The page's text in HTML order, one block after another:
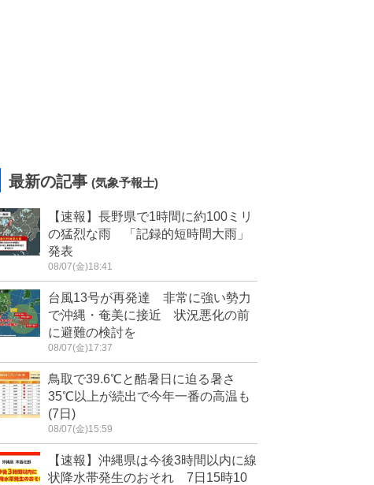
最新の記事 (気象予報士)
【速報】長野県で1時間に約100ミリ
の猛烈な雨 「記録的短時間大雨」
発表
08/07(金)18:41
台風13号が再発達 非常に強い勢力
で沖縄・奄美に接近 状況悪化の前
に避難の検討を
08/07(金)17:37
鳥取で39.6℃と酷暑日に迫る暑さ
35℃以上が続出で今年一番の高温も
(7日)
08/07(金)15:59
【速報】沖縄県は今後3時間以内に線
状降水帯発生のおそれ 7日15時10